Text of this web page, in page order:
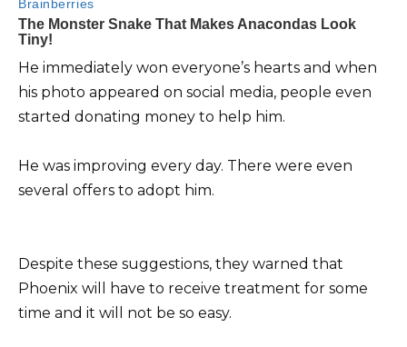
He immediately won everyone’s hearts and when
his photo appeared on social media, people even
started donating money to help him.
He was improving every day. There were even
several offers to adopt him.
Despite these suggestions, they warned that
Phoenix will have to receive treatment for some
time and it will not be so easy.